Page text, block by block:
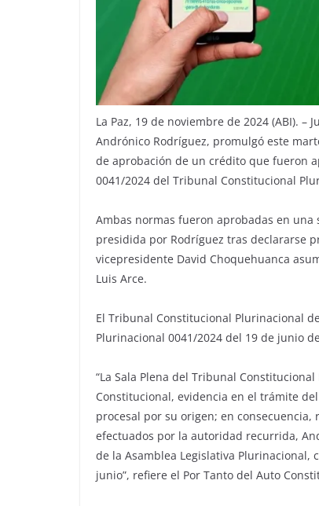
La Paz, 19 de noviembre de 2024 (ABI).
Andrónico Rodríguez, promulgó este
de aprobación de un crédito que fueron
0041/2024 del Tribunal Constitucional
Ambas normas fueron aprobadas en una
presidida por Rodríguez tras declararse
vicepresidente David Choquehuanca
Luis Arce.
El Tribunal Constitucional Plurinacional
Plurinacional 0041/2024 del 19 de junio
“La Sala Plena del Tribunal
Constitucional, evidencia en el trámite
procesal por su origen; en consecuencia,
efectuados por la autoridad recurrida,
de la Asamblea Legislativa Plurinacional,
junio”, refiere el Por Tanto del Auto